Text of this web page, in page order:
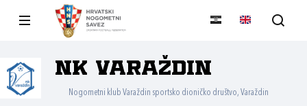
NK Varaždin
Nogometni klub Varaždin sportsko dioničko društvo, Varaždin